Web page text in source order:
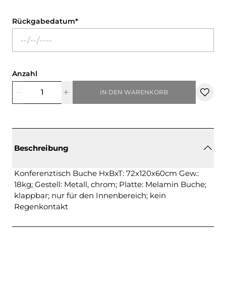
Rückgabedatum
Anzahl
IN DEN WARENKORB
Beschreibung
Konferenztisch Buche HxBxT: 72x120x60cm Gew.:
18kg; Gestell: Metall, chrom; Platte: Melamin Buche;
klappbar; nur für den Innenbereich; kein
Regenkontakt